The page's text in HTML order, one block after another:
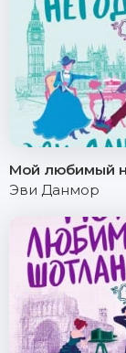
Мой любимый
Эви Данмор